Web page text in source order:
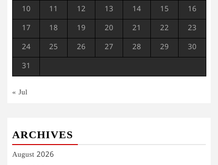
10 11 12 13 14 15 16
17 18 19 20 21 22 23
24 25 26 27 28 29 30
31
« Jul
ARCHIVES
August 2026